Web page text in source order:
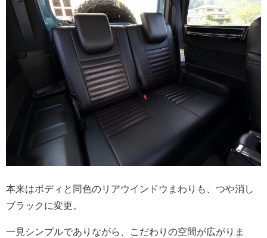
本来はボディと同色のリアウインドウまわりも、つや消し
ブラックに変更。
一見シンプルでありながら、こだわりの空間が広がりま